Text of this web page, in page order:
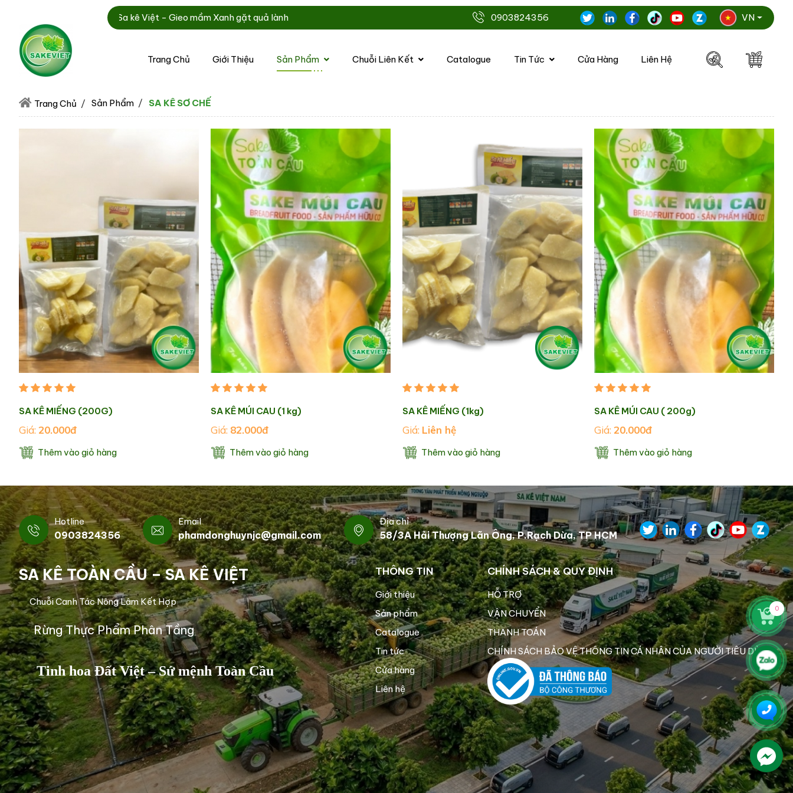
Cầu - Sa kê Việt - Gieo mầm Xanh gặt quả lành 0903824356 VN
Trang Chủ Giới Thiệu Sản Phẩm Chuỗi Liên Kết Catalogue Tin Tức Cửa Hàng Liên Hệ
Trang Chủ Sản Phẩm SA KÊ SƠ CHẾ
SA KÊ MIẾNG (200G)
Giá: 20.000đ
Thêm vào giỏ hàng
SA KÊ MÚI CAU (1 kg)
Giá: 82.000đ
Thêm vào giỏ hàng
SA KÊ MIẾNG (1kg)
Giá: Liên hệ
Thêm vào giỏ hàng
SA KÊ MÚI CAU ( 200g)
Giá: 20.000đ
Thêm vào giỏ hàng
Hotline
0903824356
Email
phamdonghuynjc@gmail.com
Địa chỉ
58/3A Hải Thượng Lãn Ông, P.Rạch Dừa, TP HCM
SA KÊ TOÀN CẦU – SA KÊ VIỆT
Chuỗi Canh Tác Nông Lâm Kết Hợp
Rừng Thực Phẩm Phân Tầng
Tinh hoa Đất Việt – Sứ mệnh Toàn Cầu
THÔNG TIN
Giới thiệu
Sản phẩm
Catalogue
Tin tức
Cửa hàng
Liên hệ
CHÍNH SÁCH & QUY ĐỊNH
HỖ TRỢ
VẬN CHUYỂN
THANH TOÁN
CHÍNH SÁCH BẢO VỆ THÔNG TIN CÁ NHÂN CỦA NGƯỜI TIÊU DÙNG
0